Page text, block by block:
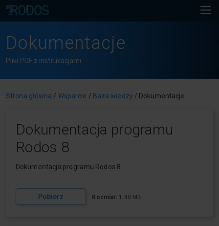
Dokumentacje
Pliki PDF z instrukacjami
Strona główna / Wsparcie / Baza wiedzy / Dokumentacje
Dokumentacja programu
Rodos 8
Dokumentacja programu Rodos 8
Pobierz Rozmiar: 1,80 MB